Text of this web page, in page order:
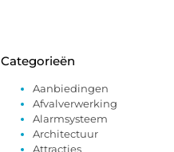
Categorieën
Aanbiedingen
Afvalverwerking
Alarmsysteem
Architectuur
Attracties